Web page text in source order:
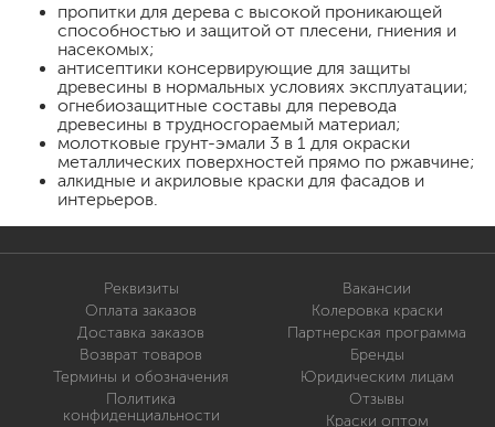
пропитки для дерева с высокой проникающей
способностью и защитой от плесени, гниения и
насекомых;
антисептики консервирующие для защиты
древесины в нормальных условиях эксплуатации;
огнебиозащитные составы для перевода
древесины в трудносгораемый материал;
молотковые грунт-эмали 3 в 1 для окраски
металлических поверхностей прямо по ржавчине;
алкидные и акриловые краски для фасадов и
интерьеров.
Реквизиты
Оплата заказов
Доставка заказов
Возврат товаров
Термины и обозначения
Политика
конфиденциальности
Вакансии
Колеровка краски
Партнерская программа
Бренды
Юридическим лицам
Отзывы
Краски оптом